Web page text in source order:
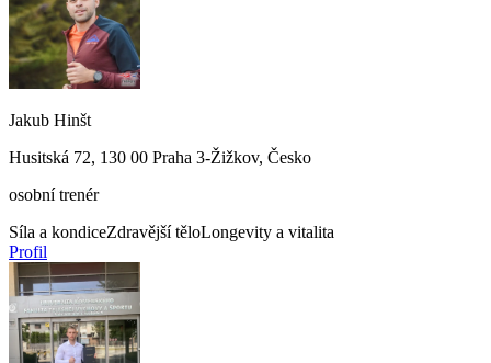
Jakub Hinšt
Husitská 72, 130 00 Praha 3-Žižkov, Česko
osobní trenér
Síla a kondiceZdravější těloLongevity a vitalita
Profil